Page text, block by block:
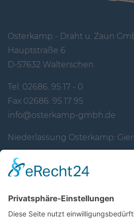
Osterkamp - Draht u. Zaun
Hauptstraße 6
D-57632 Walterschen
Tel. 02686. 95 17 - 0
Fax 02686. 95 17 95
info@osterkamp-gmbh.de
Niederlassung Osterkamp:
Raiffeisenstraße 2
D-57632 Giershausen
Fax 02685. 95 802 - 29